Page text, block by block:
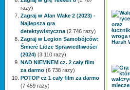
razy)
Zagraj w Alan Wake 2 (2023) -
Najlepsza gra
detektywistyczna (2 746 razy)
Zagraj w Legion Samobójców:
Śmierć Lidze Sprawiedliwości
(2024) (3 110 razy)
NAD NIEMNEM cz. 2 cały film
za darmo (6 738 razy)
POTOP cz 1 cały film za darmo
(7 459 razy)